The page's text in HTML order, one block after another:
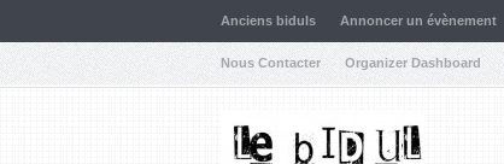
Anciens biduls Annoncer un évènement
Nous Contacter Organizer Dashboard